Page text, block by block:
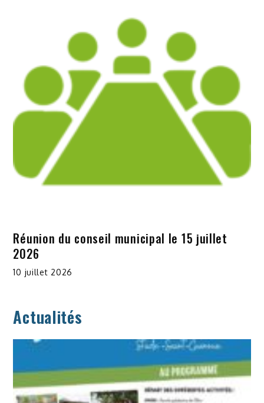
Réunion du conseil municipal le 15 juillet
2026
10 juillet 2026
Actualités